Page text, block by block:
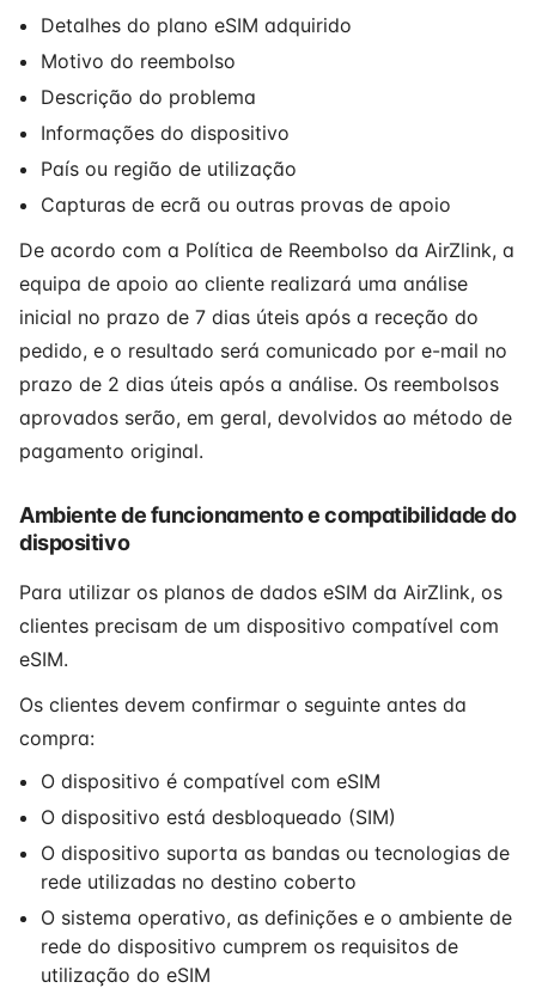
Detalhes do plano eSIM adquirido
Motivo do reembolso
Descrição do problema
Informações do dispositivo
País ou região de utilização
Capturas de ecrã ou outras provas de apoio
De acordo com a Política de Reembolso da AirZlink, a
equipa de apoio ao cliente realizará uma análise
inicial no prazo de 7 dias úteis após a receção do
pedido, e o resultado será comunicado por e-mail no
prazo de 2 dias úteis após a análise. Os reembolsos
aprovados serão, em geral, devolvidos ao método de
pagamento original.
Ambiente de funcionamento e compatibilidade do
dispositivo
Para utilizar os planos de dados eSIM da AirZlink, os
clientes precisam de um dispositivo compatível com
eSIM.
Os clientes devem confirmar o seguinte antes da
compra:
O dispositivo é compatível com eSIM
O dispositivo está desbloqueado (SIM)
O dispositivo suporta as bandas ou tecnologias de
rede utilizadas no destino coberto
O sistema operativo, as definições e o ambiente de
rede do dispositivo cumprem os requisitos de
utilização do eSIM